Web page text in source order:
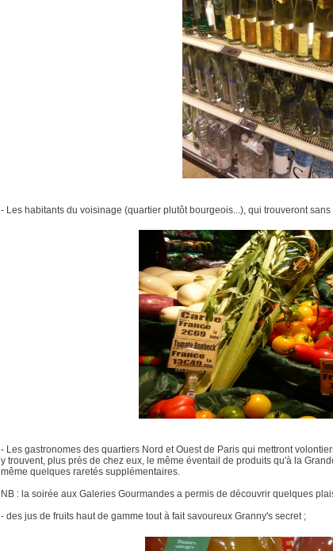
- Les habitants du voisinage (quartier plutôt bourgeois...), qui trouveront
- Les gastronomes des quartiers Nord et Ouest de Paris qui mettront
y trouvent, plus près de chez eux, le même éventail de produits qu'à la
même quelques raretés supplémentaires.
NB : la soirée aux Galeries Gourmandes a permis de découvrir quelques
- des jus de fruits haut de gamme tout à fait savoureux Granny's secret ;